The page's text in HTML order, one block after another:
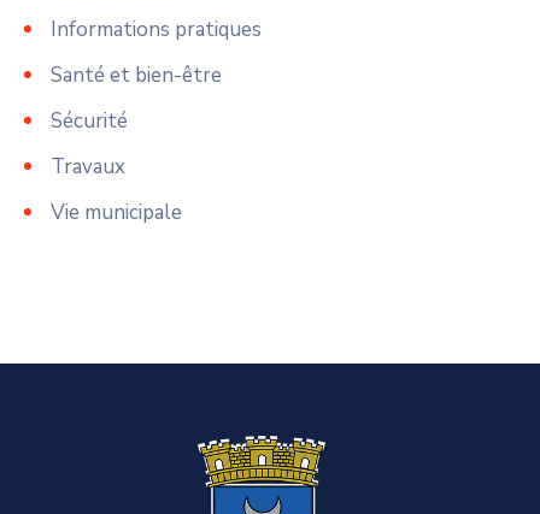
Informations pratiques
Santé et bien-être
Sécurité
Travaux
Vie municipale